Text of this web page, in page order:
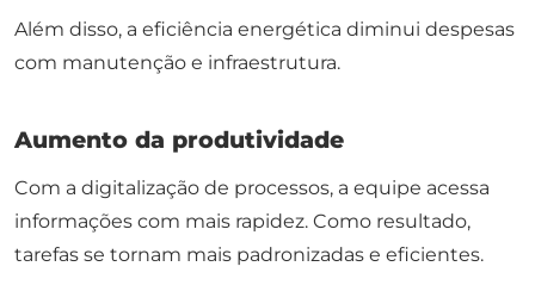
Além disso, a eficiência energética diminui despesas
com manutenção e infraestrutura.
Aumento da produtividade
Com a digitalização de processos, a equipe acessa
informações com mais rapidez. Como resultado,
tarefas se tornam mais padronizadas e eficientes.